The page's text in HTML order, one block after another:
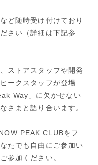
ど随時受け付けており
さい（詳細は下記参
ストアスタッフや開発
ークスタッフが登場
Way」に欠かせない
さまと語り合います。
PEAK CLUBをフ
たでも自由にご参加い
参加ください。